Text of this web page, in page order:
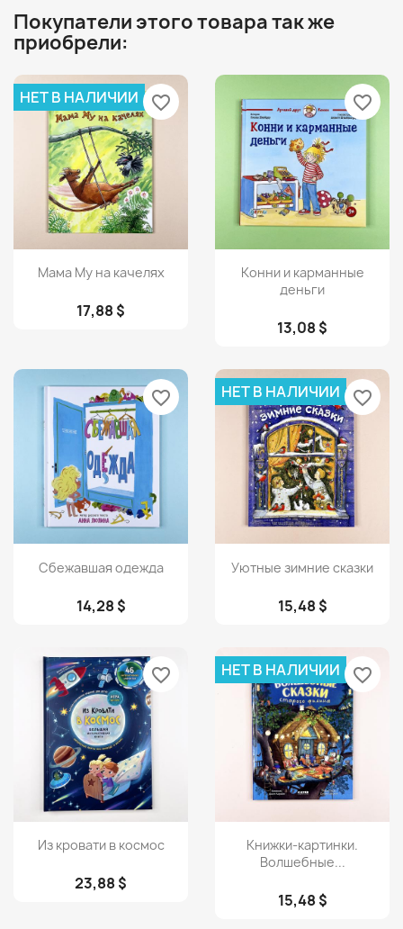
Покупатели этого товара так же
приобрели:
Просмотр
Мама Му на качелях
17,88 $
НЕТ В НАЛИЧИИ favorite_border
Просмотр
Конни и карманные
деньги
13,08 $
favorite_border
Просмотр
Сбежавшая одежда
14,28 $
favorite_border
Просмотр
Уютные зимние сказки
15,48 $
НЕТ В НАЛИЧИИ favorite_border
Просмотр
Из кровати в космос
23,88 $
favorite_border
Просмотр
Книжки-картинки.
Волшебные...
15,48 $
НЕТ В НАЛИЧИИ favorite_border